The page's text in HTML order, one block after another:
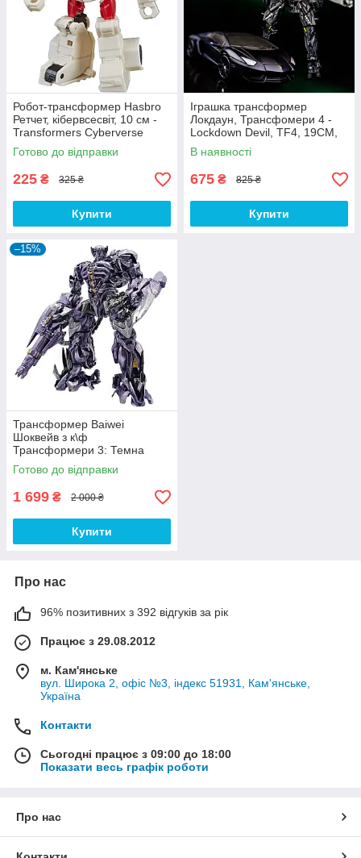
Робот-трансформер Hasbro
Ретчет, кібервсесвіт, 10 см -
Transformers Cyberverse
Grapple Grab
Готово до відправки
225 ₴ 325 ₴
Купити
Іграшка трансформер
Локдаун, Трансфомери 4 -
Lockdown Devil, TF4, 19СМ,
Deformation, KuBian
В наявності
675 ₴ 825 ₴
Купити
–15%
Трансформер Baiwei
Шоквейв з к\ф
Трансформери 3: Темна
сторона Місяця, 20см
Готово до відправки
1 699 ₴ 2 000 ₴
Купити
Про нас
96% позитивних з 392 відгуків за рік
Працює з 29.08.2012
м. Кам'янське
вул. Широка 2, офіс №3, індекс 51931, Кам'янське,
Україна
Контакти
Сьогодні працює з 09:00 до 18:00
Показати весь графік роботи
Про нас